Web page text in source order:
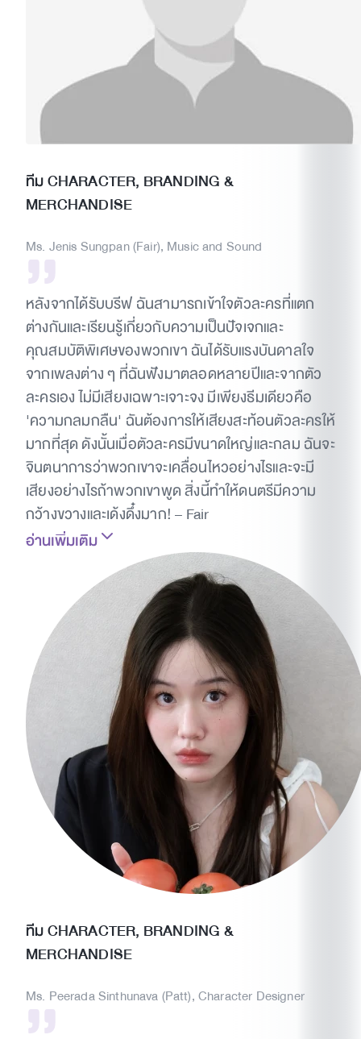
ทีม CHARACTER, BRANDING &
MERCHANDISE
Ms. Jenis Sungpan (Fair), Music and Sound
หลังจากได้รับบรีฟ ฉันสามารถเข้าใจตัวละครที่แตก
ต่างกันและเรียนรู้เกี่ยวกับความเป็นปัจเจกและ
คุณสมบัติพิเศษของพวกเขา ฉันได้รับแรงบันดาลใจ
จากเพลงต่าง ๆ ที่ฉันฟังมาตลอดหลายปีและจากตัว
ละครเอง ไม่มีเสียงเฉพาะเจาะจง มีเพียงธีมเดียวคือ
'ความกลมกลืน' ฉันต้องการให้เสียงสะท้อนตัวละครให้
มากที่สุด ดังนั้นเมื่อตัวละครมีขนาดใหญ่และกลม ฉันจะ
จินตนาการว่าพวกเขาจะเคลื่อนไหวอย่างไรและจะมี
เสียงอย่างไรถ้าพวกเขาพูด สิ่งนี้ทำให้ดนตรีมีความ
กว้างขวางและเด้งดึ๋งมาก! – Fair
อ่านเพิ่มเติม
ทีม CHARACTER, BRANDING &
MERCHANDISE
Ms. Peerada Sinthunava (Patt), Character Designer